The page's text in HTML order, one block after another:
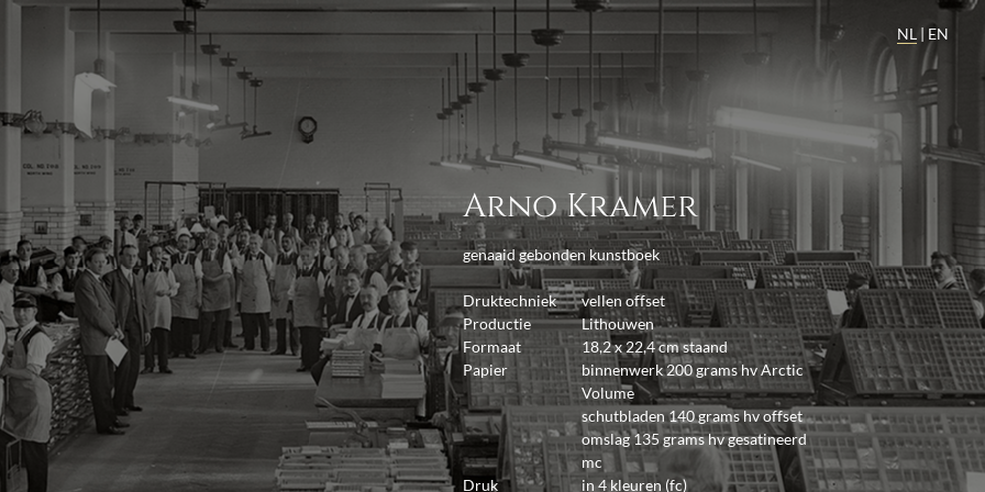
NL | EN
Arno Kramer
genaaid gebonden kunstboek
Druktechniek
vellen offset
Productie
Lithouwen
Formaat
18,2 x 22,4 cm staand
Papier
binnenwerk 200 grams hv Arctic
Volume
schutbladen 140 grams hv offset
omslag 135 grams hv gesatineerd
mc
Druk
in 4 kleuren (fc)